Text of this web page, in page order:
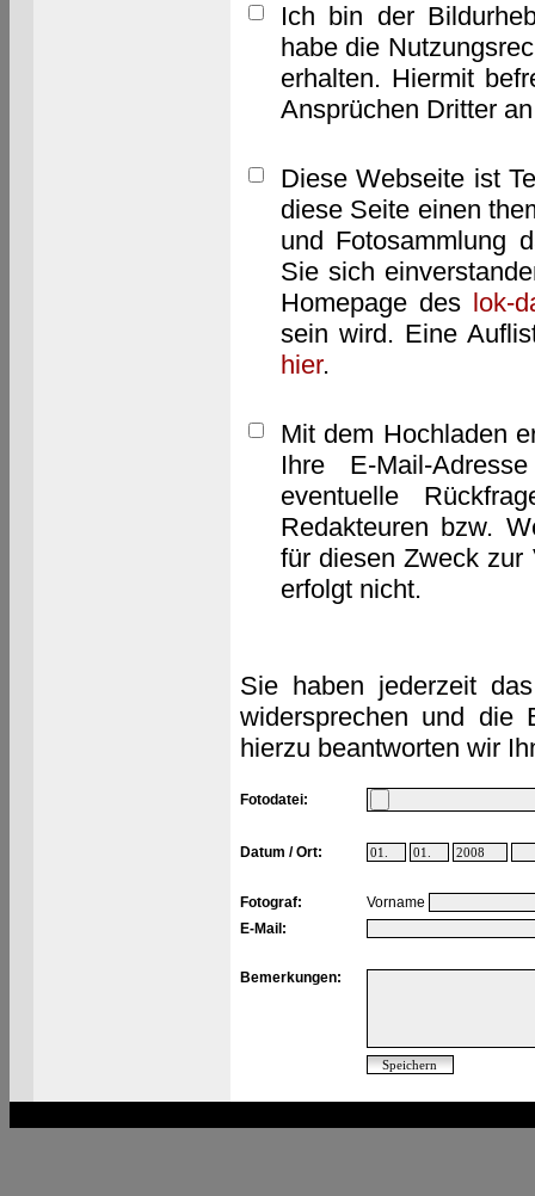
Ich bin der
habe die
erhalten. Hiermit
Ansprüchen Dritter
Diese Webseite ist
diese Seite einen
und Fotosammlung
Sie sich
Homepage des lok-
sein wird. Eine
hier.
Mit dem Hochladen
Ihre E-Mail-
eventuelle
Redakteuren bzw.
für diesen Zweck zur
erfolgt nicht.
Sie haben jederzeit
widersprechen und die
hierzu beantworten wir
Fotodatei:
Datum / Ort:
Fotograf:
Vorname
E-Mail:
Bemerkungen: